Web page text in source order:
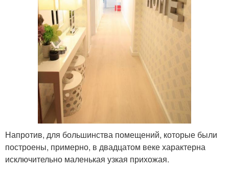
Напротив, для большинства помещений, которые были
построены, примерно, в двадцатом веке характерна
исключительно маленькая узкая прихожая.